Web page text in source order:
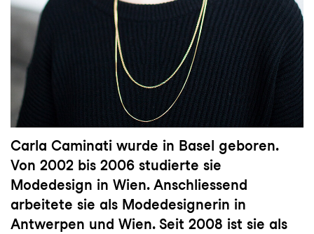
Carla Caminati wurde in Basel geboren.
Von 2002 bis 2006 studierte sie
Modedesign in Wien. Anschliessend
arbeitete sie als Modedesignerin in
Antwerpen und Wien. Seit 2008 ist sie als